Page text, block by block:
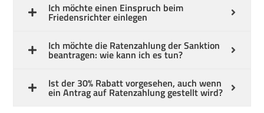
Ich möchte einen Einspruch beim
Friedensrichter einlegen
Ich möchte die Ratenzahlung der Sanktion
beantragen: wie kann ich es tun?
Ist der 30% Rabatt vorgesehen, auch wenn
ein Antrag auf Ratenzahlung gestellt wird?